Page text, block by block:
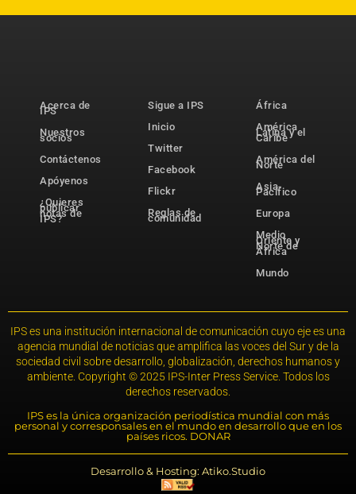
Acerca de
IPS
Nuestros
socios
Contáctenos
Apóyenos
¿Quieres
publicar
notas de
IPS?
Sigue a IPS
Inicio
Twitter
Facebook
Flickr
Reglas de
comunidad
África
América
Latina y el
Caribe
América del
Norte
Asia-
Pacífico
Europa
Medio
Oriente y
Norte de
África
Mundo
IPS es una institución internacional de comunicación cuyo eje es una
agencia mundial de noticias que amplifica las voces del Sur y de la
sociedad civil sobre desarrollo, globalización, derechos humanos y
ambiente. Copyright © 2025 IPS-Inter Press Service. Todos los
derechos reservados.
IPS es la única organización periodística mundial con más
personal y corresponsales en el mundo en desarrollo que en los
países ricos. DONAR
Desarrollo & Hosting: Atiko.Studio